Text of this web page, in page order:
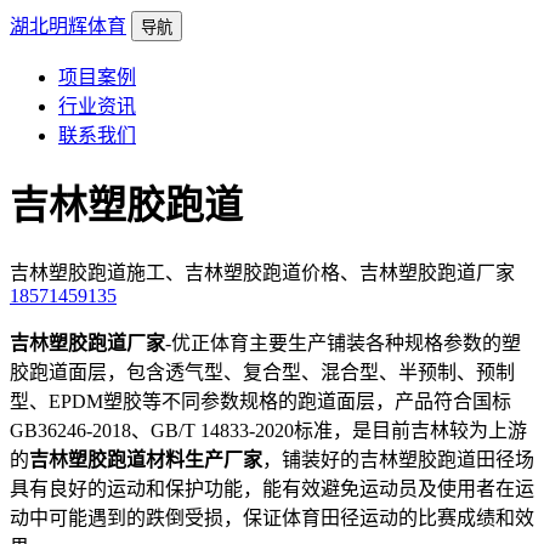
湖北明辉体育 导航
项目案例
行业资讯
联系我们
吉林塑胶跑道
吉林塑胶跑道施工、吉林塑胶跑道价格、吉林塑胶跑道厂家
18571459135
吉林塑胶跑道厂家-优正体育主要生产铺装各种规格参数的塑
胶跑道面层，包含透气型、复合型、混合型、半预制、预制
型、EPDM塑胶等不同参数规格的跑道面层，产品符合国标
GB36246-2018、GB/T 14833-2020标准，是目前吉林较为上游
的吉林塑胶跑道材料生产厂家，铺装好的吉林塑胶跑道田径场
具有良好的运动和保护功能，能有效避免运动员及使用者在运
动中可能遇到的跌倒受损，保证体育田径运动的比赛成绩和效